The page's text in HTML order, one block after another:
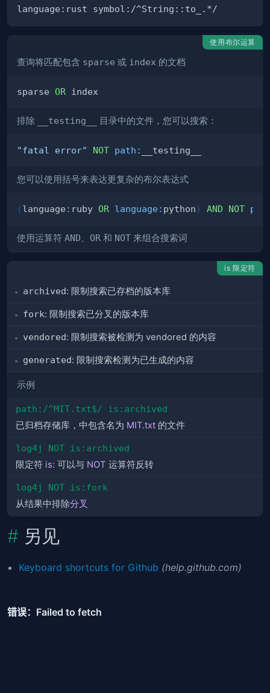
使用布尔运算
查询将匹配包含 sparse 或 index 的文档
sparse OR
排除 __testing__ 目录中的文件，您可以搜索：
"fatal error" NOT path :
您可以使用括号来表达更复杂的布尔表达式
(language : ruby OR language: python) AND NOT
使用运算符 AND、 OR 和 NOT 来组合搜索词
is 限定符
archived: 限制搜索已存档的版本库
fork: 限制搜索已分叉 的版本库
vendored: 限制搜索被检测为 vendored 的内容
generated: 限制搜索检测为已生成的内容
示例
path:/^MIT.txt$/ is:archived
已归档存储库，中包含名为 MIT.txt 的文件
log4j NOT is:archived
限定符 is: 可以与 NOT 运算符反转
log4j NOT is:fork
从结果中排除分叉
另见
Keyboard shortcuts for Github (help.github.com)